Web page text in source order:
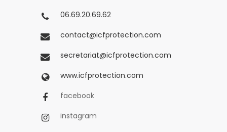
06.69.20.69.62
contact@icfprotection.com
secretariat@icfprotection.com
www.icfprotection.com
facebook
instagram